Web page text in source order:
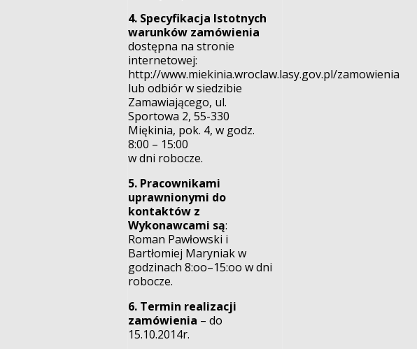
4. Specyfikacja Istotnych
warunków zamówienia
dostępna na stronie
internetowej:
http://www.miekinia.wroclaw.lasy.gov.pl/zamowienia
lub odbiór w siedzibie
Zamawiającego, ul.
Sportowa 2, 55-330
Miękinia, pok. 4, w godz.
8:00 – 15:00
w dni robocze.
5. Pracownikami
uprawnionymi do
kontaktów z
Wykonawcami są:
Roman Pawłowski i
Bartłomiej Maryniak w
godzinach 8:oo–15:oo w dni
robocze.
6. Termin realizacji
zamówienia – do
15.10.2014r.